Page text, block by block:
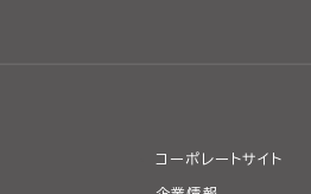
コーポレートサイト